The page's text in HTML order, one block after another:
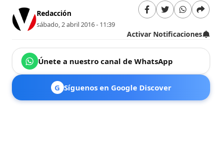
Redacción
sábado, 2 abril 2016 - 11:39
Activar Notificaciones
Únete a nuestro canal de WhatsApp
G Síguenos en Google Discover